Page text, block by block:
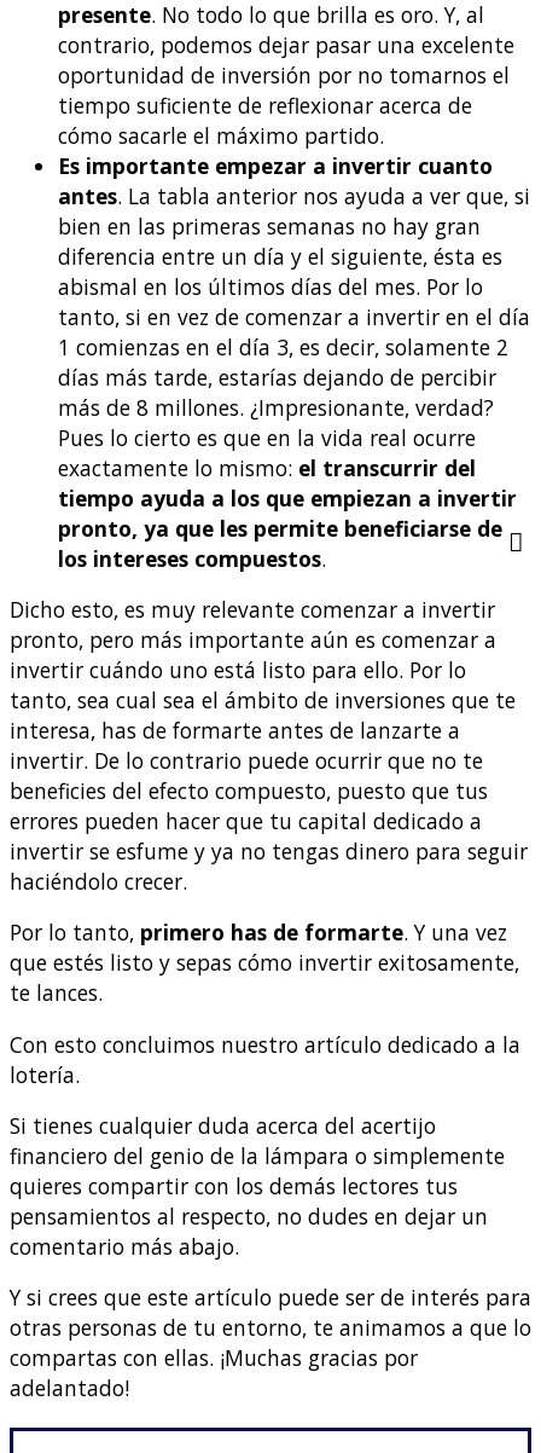
presente. No todo lo que brilla es oro. Y, al
contrario, podemos dejar pasar una excelente
oportunidad de inversión por no tomarnos el
tiempo suficiente de reflexionar acerca de
cómo sacarle el máximo partido.
Es importante empezar a invertir cuanto
antes. La tabla anterior nos ayuda a ver que, si
bien en las primeras semanas no hay gran
diferencia entre un día y el siguiente, ésta es
abismal en los últimos días del mes. Por lo
tanto, si en vez de comenzar a invertir en el día
1 comienzas en el día 3, es decir, solamente 2
días más tarde, estarías dejando de percibir
más de 8 millones. ¿Impresionante, verdad?
Pues lo cierto es que en la vida real ocurre
exactamente lo mismo: el transcurrir del
tiempo ayuda a los que empiezan a invertir
pronto, ya que les permite beneficiarse de
los intereses compuestos.
Dicho esto, es muy relevante comenzar a invertir
pronto, pero más importante aún es comenzar a
invertir cuándo uno está listo para ello. Por lo
tanto, sea cual sea el ámbito de inversiones que te
interesa, has de formarte antes de lanzarte a
invertir. De lo contrario puede ocurrir que no te
beneficies del efecto compuesto, puesto que tus
errores pueden hacer que tu capital dedicado a
invertir se esfume y ya no tengas dinero para seguir
haciéndolo crecer.
Por lo tanto, primero has de formarte. Y una vez
que estés listo y sepas cómo invertir exitosamente,
te lances.
Con esto concluimos nuestro artículo dedicado a la
lotería.
Si tienes cualquier duda acerca del acertijo
financiero del genio de la lámpara o simplemente
quieres compartir con los demás lectores tus
pensamientos al respecto, no dudes en dejar un
comentario más abajo.
Y si crees que este artículo puede ser de interés para
otras personas de tu entorno, te animamos a que lo
compartas con ellas. ¡Muchas gracias por
adelantado!